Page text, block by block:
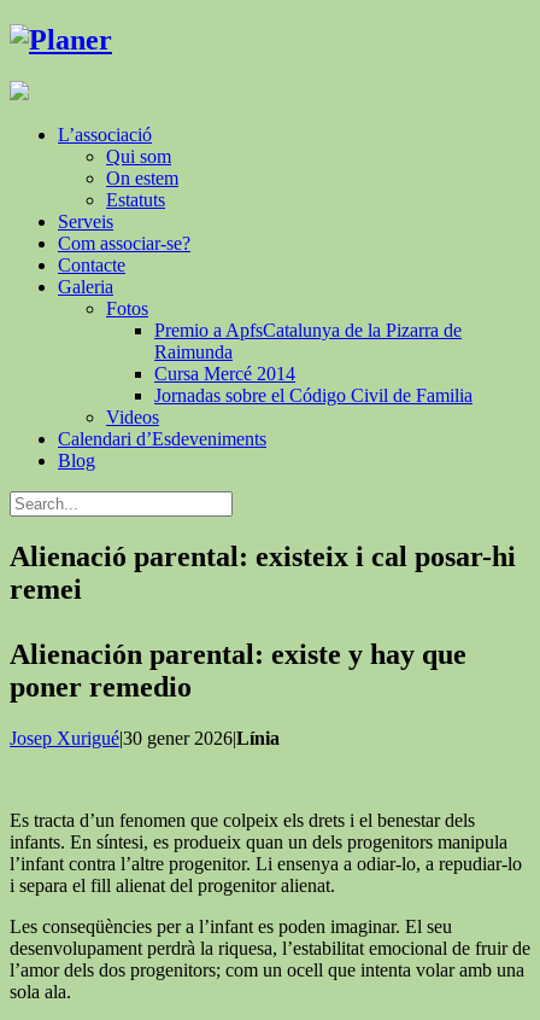
L’associació
Qui som
On estem
Estatuts
Serveis
Com associar-se?
Contacte
Galeria
Fotos
Premio a ApfsCatalunya de la Pizarra de
Raimunda
Cursa Mercé 2014
Jornadas sobre el Código Civil de Familia
Videos
Calendari d’Esdeveniments
Blog
Alienació parental: existeix i cal posar-hi
remei
Alienación parental: existe y hay que
poner remedio
Josep Xurigué|30 gener 2026|Línia
Es tracta d’un fenomen que colpeix els drets i el benestar dels
infants. En síntesi, es produeix quan un dels progenitors manipula
l’infant contra l’altre progenitor. Li ensenya a odiar-lo, a repudiar-lo
i separa el fill alienat del progenitor alienat.
Les conseqüències per a l’infant es poden imaginar. El seu
desenvolupament perdrà la riquesa, l’estabilitat emocional de fruir de
l’amor dels dos progenitors; com un ocell que intenta volar amb una
sola ala.